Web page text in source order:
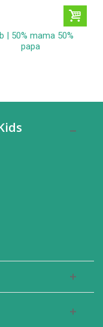
| 50% mama 50%
papa